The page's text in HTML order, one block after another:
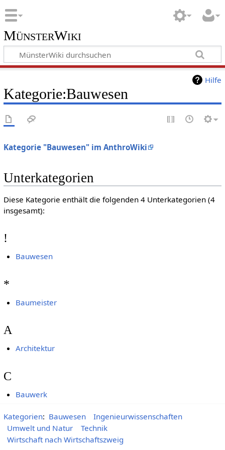
MünsterWiki
Hilfe
Kategorie:Bauwesen
Kategorie "Bauwesen" im AnthroWiki
Unterkategorien
Diese Kategorie enthält die folgenden 4 Unterkategorien (4
insgesamt):
!
Bauwesen
*
Baumeister
A
Architektur
C
Bauwerk
Kategorien: Bauwesen
Ingenieurwissenschaften
Umwelt und Natur
Technik
Wirtschaft nach Wirtschaftszweig